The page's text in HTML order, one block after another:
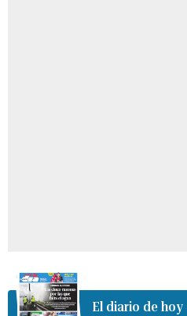
El diario de hoy